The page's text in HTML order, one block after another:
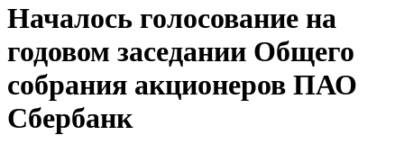
Началось голосование на
годовом заседании Общего
собрания акционеров ПАО
Сбербанк